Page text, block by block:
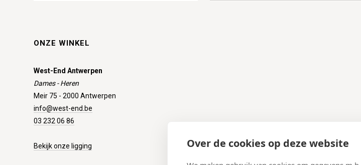
Over de cookies op deze website
ONZE WINKEL
West-End Antwerpen
Dames - Heren
Meir 75 - 2000 Antwerpen
info@west-end.be
03 232 06 86
Bekijk onze ligging